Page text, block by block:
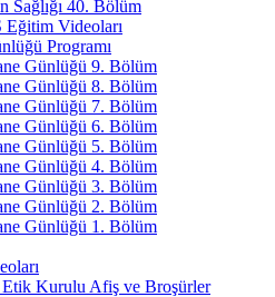
Sağlığı 40. Bölüm
Videoları
Programı
Günlüğü 9. Bölüm
Günlüğü 8. Bölüm
Günlüğü 7. Bölüm
Günlüğü 6. Bölüm
Günlüğü 5. Bölüm
Günlüğü 4. Bölüm
Günlüğü 3. Bölüm
Günlüğü 2. Bölüm
Günlüğü 1. Bölüm
Kurulu Afiş ve Broşürler